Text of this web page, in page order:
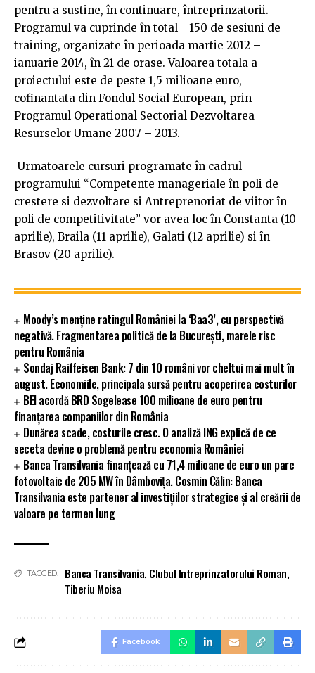
pentru a sustine, în continuare, întreprinzatorii.
Programul va cuprinde în total 150 de sesiuni de
training, organizate în perioada martie 2012 –
ianuarie 2014, în 21 de orase. Valoarea totala a
proiectului este de peste 1,5 milioane euro,
cofinantata din Fondul Social European, prin
Programul Operational Sectorial Dezvoltarea
Resurselor Umane 2007 – 2013.
Urmatoarele cursuri programate în cadrul
programului “Competente manageriale în poli de
crestere si dezvoltare si Antreprenoriat de viitor în
poli de competitivitate” vor avea loc în Constanta (10
aprilie), Braila (11 aprilie), Galati (12 aprilie) si în
Brasov (20 aprilie).
Moody’s menține ratingul României la ‘Baa3’, cu perspectivă
negativă. Fragmentarea politică de la București, marele risc
pentru România
Sondaj Raiffeisen Bank: 7 din 10 români vor cheltui mai mult în
august. Economiile, principala sursă pentru acoperirea costurilor
BEI acordă BRD Sogelease 100 milioane de euro pentru
finanțarea companiilor din România
Dunărea scade, costurile cresc. O analiză ING explică de ce
seceta devine o problemă pentru economia României
Banca Transilvania finanțează cu 71,4 milioane de euro un parc
fotovoltaic de 205 MW în Dâmbovița. Cosmin Călin: Banca
Transilvania este partener al investițiilor strategice și al creării de
valoare pe termen lung
TAGGED: Banca Transilvania, Clubul Intreprinzatorului Roman,
Tiberiu Moisa
Facebook